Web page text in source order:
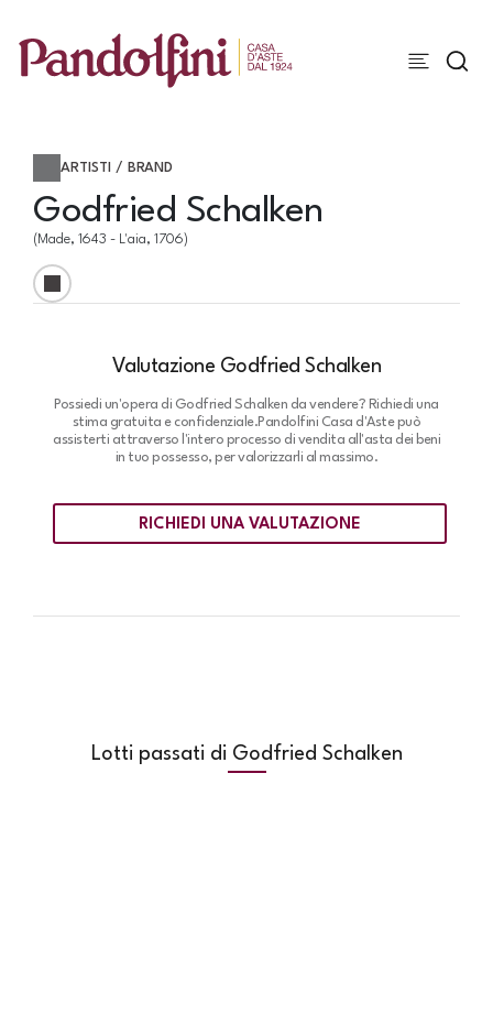
ARTISTI / BRAND
Godfried Schalken
(Made, 1643 - L'aia, 1706)
Valutazione Godfried Schalken
Possiedi un'opera di Godfried Schalken da vendere? Richiedi una
stima gratuita e confidenziale.Pandolfini Casa d'Aste può
assisterti attraverso l'intero processo di vendita all'asta dei beni
in tuo possesso, per valorizzarli al massimo.
RICHIEDI UNA VALUTAZIONE
Lotti passati di Godfried Schalken